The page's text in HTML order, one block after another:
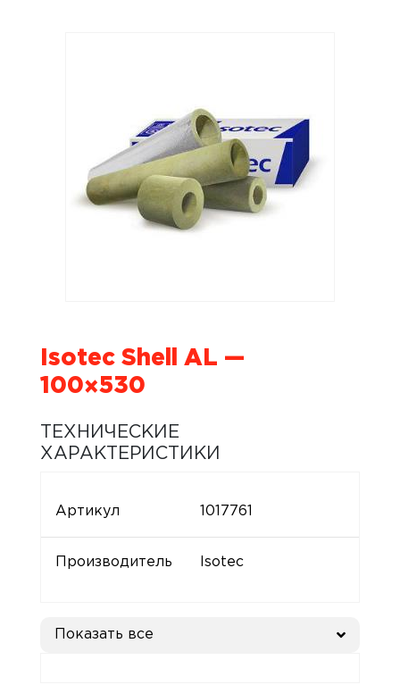
Isotec Shell AL —
100×530
ТЕХНИЧЕСКИЕ
ХАРАКТЕРИСТИКИ
Артикул 1017761
Производитель Isotec
Показать все